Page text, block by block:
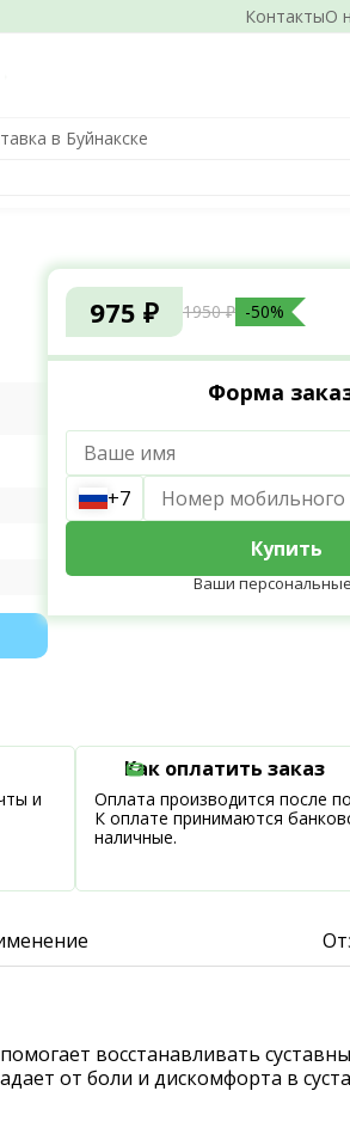
КонтактыО
в Буйнакске
975 ₽ 1950 ₽ -50%
Форма
+7
Купить
Ваши
и
Как оплатить заказ
Оплата производится после
К оплате принимаются
наличные.
восстанавливать
от боли и дискомфорта в